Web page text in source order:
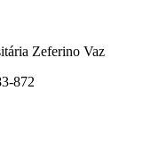
Zeferino Vaz
872